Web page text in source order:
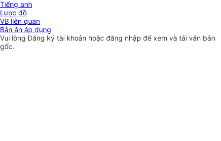
Tiếng anh
Lược đồ
VB liên quan
Bản án áp dụng
Vui lòngĐăng ký tài khoản hoặc đăng nhập để xem và tải văn bản
gốc.